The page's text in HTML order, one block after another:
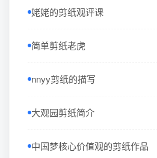
姥姥的剪纸观评课
简单剪纸老虎
nnyy剪纸的描写
大观园剪纸简介
中国梦核心价值观的剪纸作品